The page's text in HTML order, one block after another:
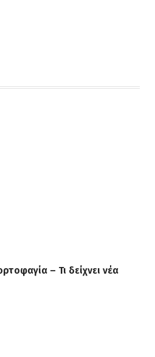
– Τι δείχνει νέα